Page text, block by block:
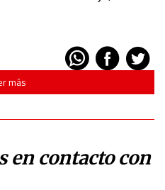
más
en contacto con